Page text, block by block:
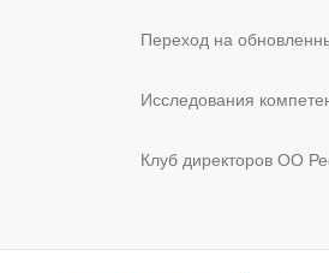
Переход на
Исследования
Клуб директоров ОО